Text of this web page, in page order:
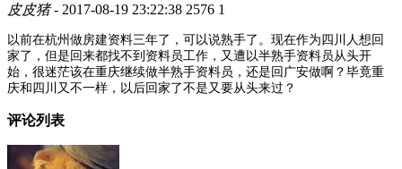
皮皮猪- 2017-08-19 23:22:38 2576 1
以前在杭州做房建资料三年了，可以说熟手了。现在作为四川人想回
家了，但是回来都找不到资料员工作，又遭以半熟手资料员从头开
始，很迷茫该在重庆继续做半熟手资料员，还是回广安做啊？毕竟重
庆和四川又不一样，以后回家了不是又要从头来过？
评论列表